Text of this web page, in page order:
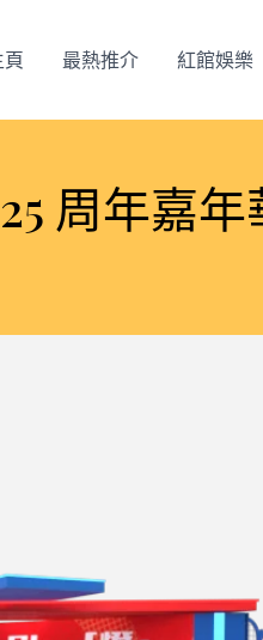
頁 最熱推介 紅館娛樂
周年嘉